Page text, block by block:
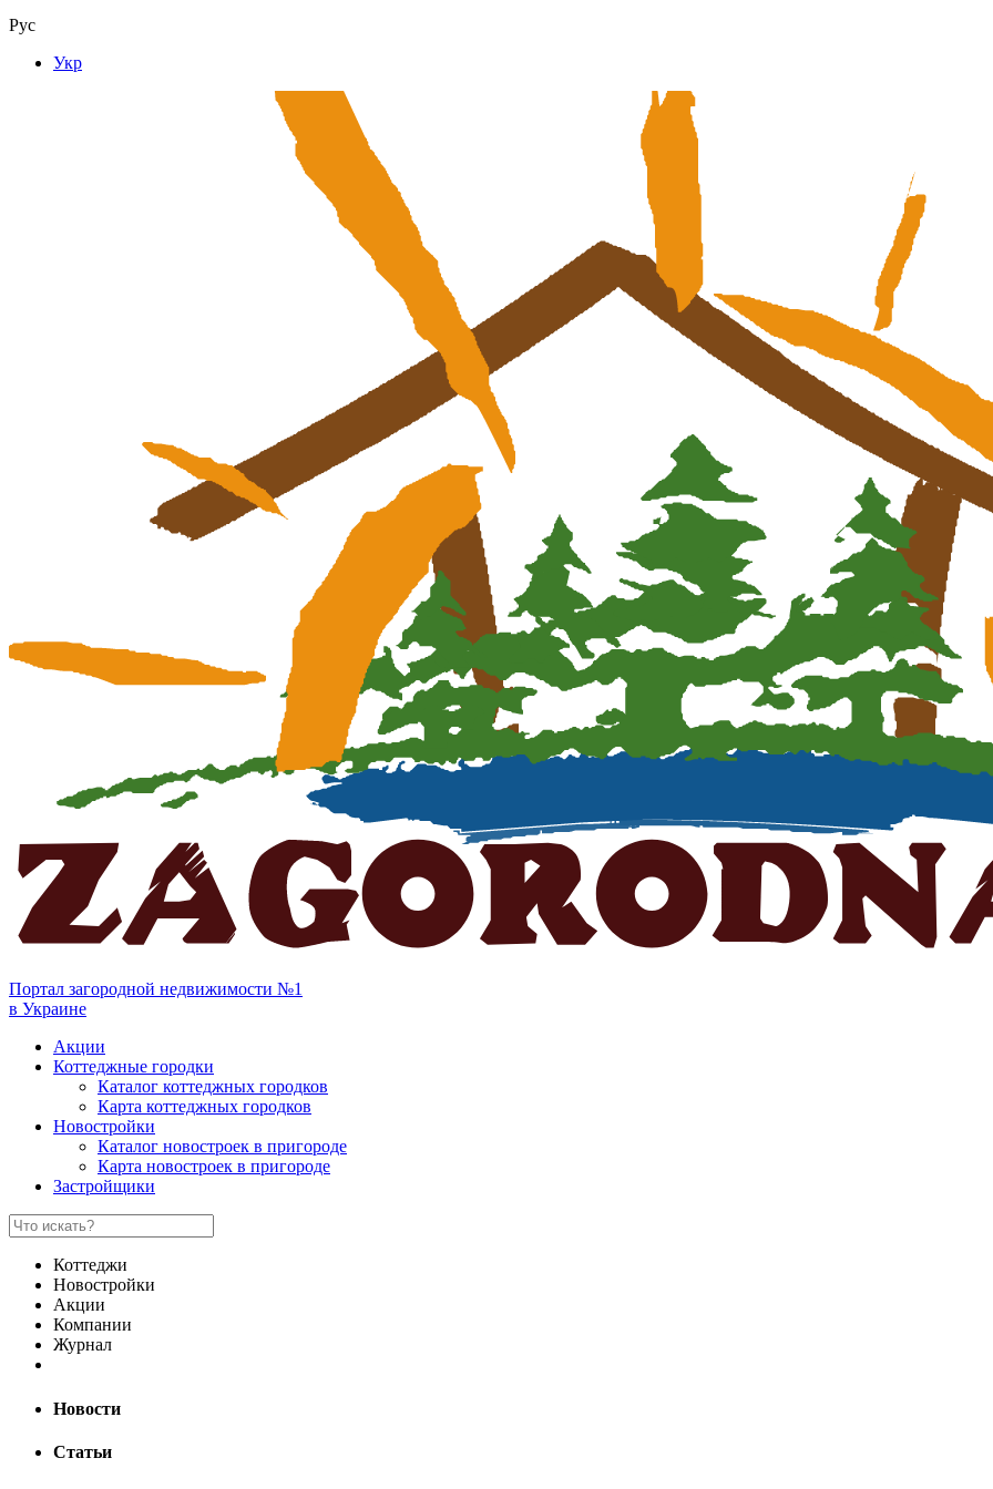
Рус
Укр
Портал загородной недвижимости №1
в Украине
Акции
Коттеджные городки
Каталог коттеджных городков
Карта коттеджных городков
Новостройки
Каталог новостроек в пригороде
Карта новостроек в пригороде
Застройщики
Коттеджи
Новостройки
Акции
Компании
Журнал
Новости
Статьи